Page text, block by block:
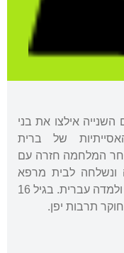
השנייה אילצו את בני
של ברית
המלחמה חזרה עם
ונשלחה לבית מרפא
בשווייץ, שם נחשפה לספרות צרפתית ולמדה עברית. בגיל 16
תרבות יפן.